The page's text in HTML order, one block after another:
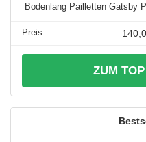
Bodenlang Pailletten Gatsby
ZUM